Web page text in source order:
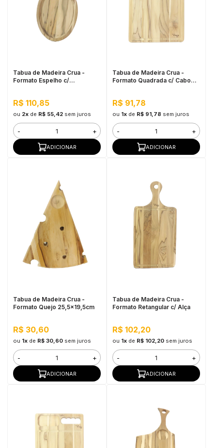
Tabua de Madeira Crua -
Formato Espelho c/
R$ 110,85
ou 2xde R$ 55,42 sem juros
- +
ADICIONAR
Tabua de Madeira Crua -
Formato Quadrada c/ Cabo
R$ 91,78
ou 1xde R$ 91,78 sem juros
- +
ADICIONAR
Tabua de Madeira Crua -
Formato Quejo 25,5x19,5cm
R$ 30,60
ou 1xde R$ 30,60 sem juros
- +
ADICIONAR
Tabua de Madeira Crua -
Formato Retangular c/ Alça
R$ 102,20
ou 1xde R$ 102,20 sem juros
- +
ADICIONAR